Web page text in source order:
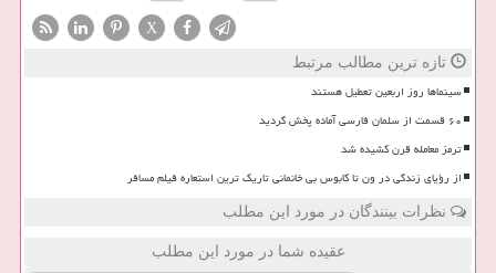
X
تازه ترین مطالب مرتبط
سینماها روز اربعین تعطیل هستند
۶۰ قسمت از سلمان فارسی آماده پخش گردید
ترمز معامله قرن کشیده شد
از رؤیای زندگی در ون تا کابوس بی خانمانی تاریک ترین استعاره فیلم مسافر
نظرات بینندگان در مورد این مطلب
عقیده شما در مورد این مطلب